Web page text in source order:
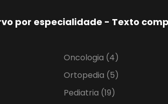
por especialidade - Texto
Oncologia (4)
Ortopedia (5)
Pediatria (19)